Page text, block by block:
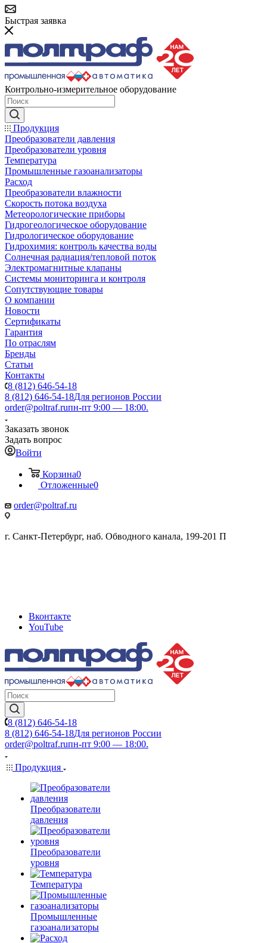
Быстрая заявка
Контрольно-измерительное оборудование
Продукция
Преобразователи давления
Преобразователи уровня
Температура
Промышленные газоанализаторы
Расход
Преобразователи влажности
Скорость потока воздуха
Метеорологические приборы
Гидрогеологическое оборудование
Гидрологическое оборудование
Гидрохимия: контроль качества воды
Солнечная радиация/тепловой поток
Электромагнитные клапаны
Системы мониторинга и контроля
Сопутствующие товары
О компании
Новости
Сертификаты
Гарантия
По отраслям
Бренды
Статьи
Контакты
8 (812) 646-54-18
8 (812) 646-54-18Для регионов России
order@poltraf.ruпн-пт 9:00 — 18:00.
Заказать звонок
Задать вопрос
Войти
Корзина0
Отложенные0
order@poltraf.ru
г. Санкт-Петербург, наб. Обводного канала, 199-201 П
Вконтакте
YouTube
8 (812) 646-54-18
8 (812) 646-54-18Для регионов России
order@poltraf.ruпн-пт 9:00 — 18:00.
Продукция
Преобразователи
давления
Преобразователи
уровня
Температура
Промышленные
газоанализаторы